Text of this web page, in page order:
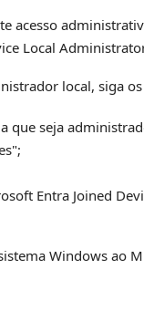
acesso
Local
local, siga
que seja
Entra Joined
Windows ao